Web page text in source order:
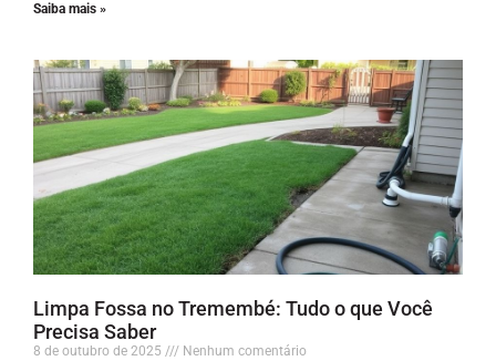
Saiba mais »
Limpa Fossa no Tremembé: Tudo o que Você
Precisa Saber
8 de outubro de 2025 Nenhum comentário